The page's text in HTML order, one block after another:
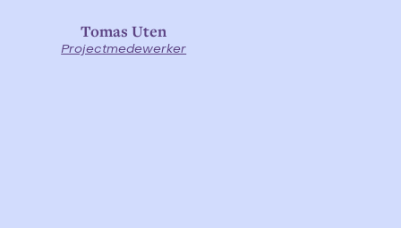
Tomas Uten
Projectmedewerker